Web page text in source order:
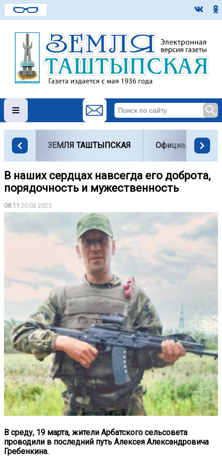
ЗЕМЛЯ ТАШТЫПСКАЯ Официально
В наших сердцах навсегда его доброта,
порядочность и мужественность
08:11 20.03.2025
В среду, 19 марта, жители Арбатского сельсовета
проводили в последний путь Алексея Александровича
Гребенкина.